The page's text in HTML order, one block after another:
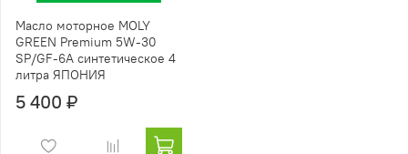
Масло моторное MOLY
GREEN Premium 5W-30
SP/GF-6A синтетическое 4
литра ЯПОНИЯ
5 400 ₽